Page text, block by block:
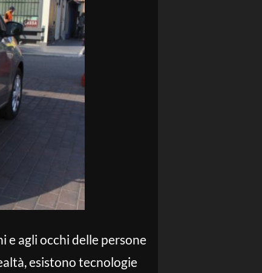
e agli occhi delle persone
esistono tecnologie